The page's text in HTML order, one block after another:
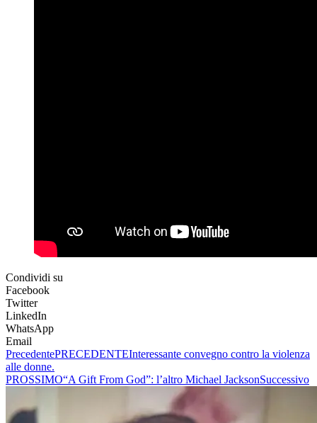
Condividi su
Facebook
Twitter
LinkedIn
WhatsApp
Email
PrecedentePRECEDENTEInteressante convegno contro la violenza
alle donne.
PROSSIMO“A Gift From God”: l’altro Michael JacksonSuccessivo